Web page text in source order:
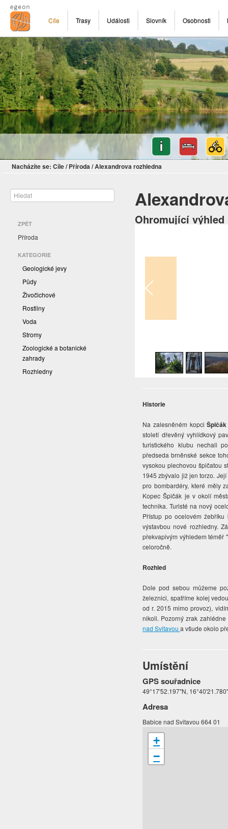
Cíle Trasy Události Slovník Osobnosti
Nacházíte se: Cíle/ Příroda/Alexandrova rozhledna
ZPĚT
Příroda
KATEGORIE
Geologické jevy
Půdy
Živočichové
Rostliny
Voda
Stromy
Zoologické a botanické
zahrady
Rozhledny
Ohromující
Historie
Na zalesněném kopciŠpičák
století dřevěný vyhlídkový
turistického klubu nechali
předseda brněnské sekce
vysokou plechovou špičatou
1945 zbývalo již jen torzo.
pro bombardéry, které měly
Kopec Špičák je v okolí
technika. Turisté na nový
Přístup po ocelovém
výstavbou nové rozhledny.
překvapivým výhledem téměř
celoročně.
Rozhled
Dole pod sebou můžeme
železnici, spatříme kolej
od r. 2015 mimo provoz),
nikoli. Pozorný zrak
nad Svitavoua všude okolo
Umístění
GPS souřadnice
49°17'52.197"N,
Adresa
Babice nad Svitavou 664 01
+
−